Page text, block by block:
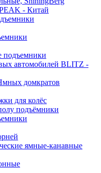
- Китай
подъемники
автомобилей BLITZ -
домкратов
для колёс
подъёмники
ямные-канавные